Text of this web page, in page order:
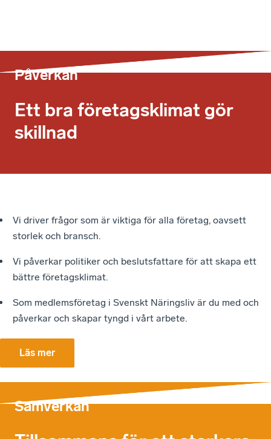
Påverkan
Ett bra företags­klimat gör
skillnad
Vi driver frågor som är viktiga för alla företag, oavsett
storlek och bransch.
Vi påverkar politiker och beslutsfattare för att skapa ett
bättre företagsklimat.
Som medlemsföretag i Svenskt Näringsliv är du med och
påverkar och skapar tyngd i vårt arbete.
Läs mer
Samverkan